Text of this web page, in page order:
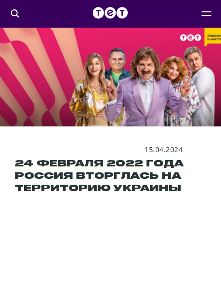
15.04.2024
24 ФЕВРАЛЯ 2022 ГОДА
РОССИЯ ВТОРГЛАСЬ НА
ТЕРРИТОРИЮ УКРАИНЫ